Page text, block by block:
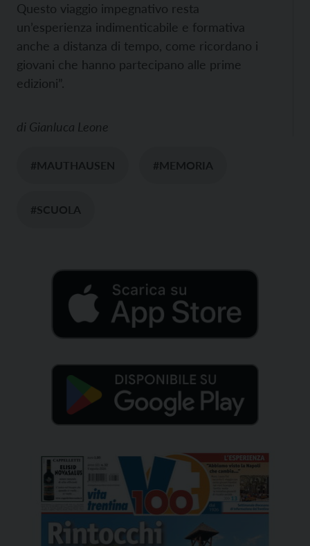
Questo viaggio impegnativo resta
un’esperienza indimenticabile e formativa
anche a distanza di tempo, come ricordano i
giovani che hanno partecipano alle prime
edizioni”.
di Gianluca Leone
#MAUTHAUSEN #MEMORIA
#SCUOLA